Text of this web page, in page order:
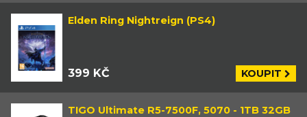
Elden Ring Nightreign (PS4)
399 KČ KOUPIT
TIGO Ultimate R5-7500F, 5070 - 1TB 32GB